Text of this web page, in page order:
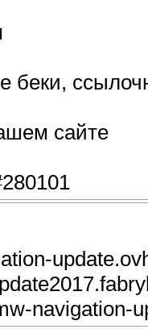
беки,
сайте
navigation-